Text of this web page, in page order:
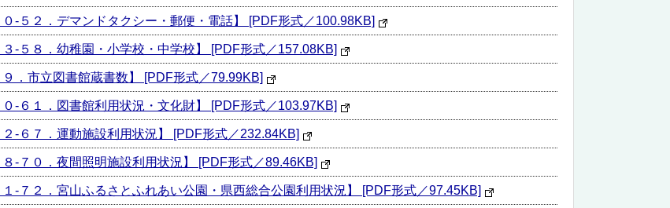
-５２．デマンドタクシー・郵便・電話】 [PDF形式／100.98KB]
-５８．幼稚園・小学校・中学校】 [PDF形式／157.08KB]
．市立図書館蔵書数】 [PDF形式／79.99KB]
-６１．図書館利用状況・文化財】 [PDF形式／103.97KB]
-６７．運動施設利用状況】 [PDF形式／232.84KB]
-７０．夜間照明施設利用状況】 [PDF形式／89.46KB]
-７２．宮山ふるさとふれあい公園・県西総合公園利用状況】 [PDF形式／97.45KB]